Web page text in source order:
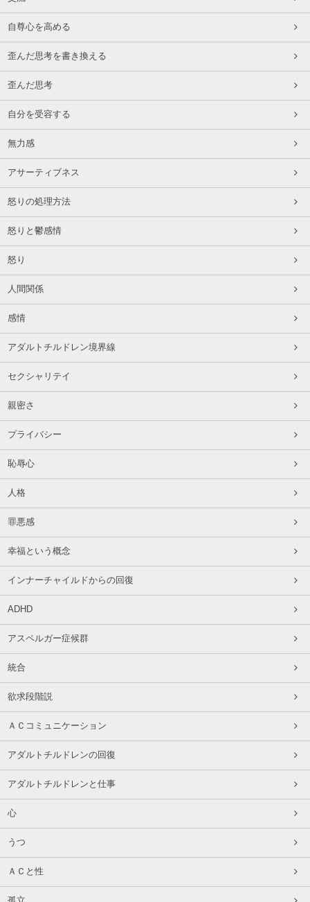
自尊心を高める
歪んだ思考を書き換える
歪んだ思考
自分を受容する
無力感
アサーティブネス
怒りの処理方法
怒りと鬱感情
怒り
人間関係
感情
アダルトチルドレン境界線
セクシャリテイ
親密さ
プライバシー
恥辱心
人格
罪悪感
幸福という概念
インナーチャイルドからの回復
ADHD
アスペルガー症候群
統合
欲求段階説
ＡＣコミュニケーション
アダルトチルドレンの回復
アダルトチルドレンと仕事
心
うつ
ＡＣと性